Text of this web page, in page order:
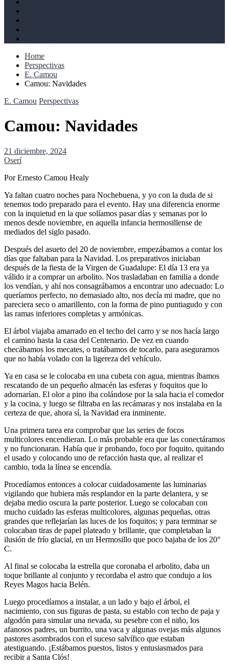
Home
Perspectivas
E. Camou
Camou: Navidades
E. Camou Perspectivas
Camou: Navidades
21 diciembre, 2024
Oserí
Por Ernesto Camou Healy
Ya faltan cuatro noches para Nochebuena, y yo con la duda de si
tenemos todo preparado para el evento. Hay una diferencia enorme
con la inquietud en la que solíamos pasar días y semanas por lo
menos desde noviembre, en aquella infancia hermosillense de
mediados del siglo pasado.
Después del asueto del 20 de noviembre, empezábamos a contar los
días que faltaban para la Navidad. Los preparativos iniciaban
después de la fiesta de la Virgen de Guadalupe: El día 13 era ya
válido ir a comprar un arbolito. Nos trasladaban en familia a donde
los vendían, y ahí nos consagrábamos a encontrar uno adecuado: Lo
queríamos perfecto, no demasiado alto, nos decía mi madre, que no
pareciera seco o amarillento, con la forma de pino puntiagudo y con
las ramas inferiores completas y armónicas.
El árbol viajaba amarrado en el techo del carro y se nos hacía largo
el camino hasta la casa del Centenario. De vez en cuando
checábamos los mecates, o tratábamos de tocarlo, para asegurarnos
que no había volado con la ligereza del vehículo.
Ya en casa se le colocaba en una cubeta con agua, mientras íbamos
rescatando de un pequeño almacén las esferas y foquitos que lo
adornarían. El olor a pino iba colándose por la sala hacia el comedor
y la cocina, y luego se filtraba en las recámaras y nos instalaba en la
certeza de que, ahora sí, la Navidad era inminente.
Una primera tarea era comprobar que las series de focos
multicolores encendieran. Lo más probable era que las conectáramos
y no funcionaran. Había que ir probando, foco por foquito, quitando
el usado y colocando uno de refacción hasta que, al realizar el
cambio, toda la línea se encendía.
Procedíamos entonces a colocar cuidadosamente las luminarias
vigilando que hubiera más resplandor en la parte delantera, y se
dejaba medio oscura la parte posterior. Luego se colocaban con
mucho cuidado las esferas multicolores, algunas pequeñas, otras
grandes que reflejarían las luces de los foquitos; y para terminar se
colocaban tiras de papel plateado y brillante, que completaban la
ilusión de frío glacial, en un Hermosillo que poco bajaba de los 20°
C.
Al final se colocaba la estrella que coronaba el arbolito, daba un
toque brillante al conjunto y recordaba el astro que condujo a los
Reyes Magos hacia Belén.
Luego procedíamos a instalar, a un lado y bajo el árbol, el
nacimiento, con sus figuras de pasta, su establo con techo de paja y
algodón para simular una nevada, su pesebre con el niño, los
afanosos padres, un burrito, una vaca y algunas ovejas más algunos
pastores asombrados con el suceso salvífico que estaban
atestiguando. ¡Estábamos puestos, listos y entusiasmados para
recibir a Santa Clós!